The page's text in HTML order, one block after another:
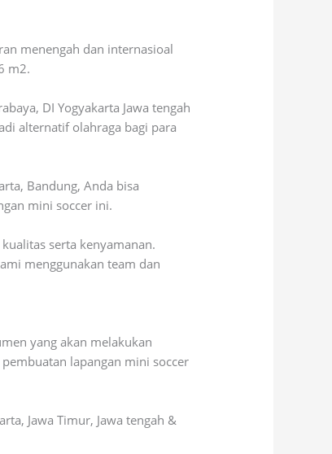
menengah dan internasioal
m2.
DI Yogyakarta Jawa tengah
alternatif olahraga bagi para
Bandung, Anda bisa
mini soccer ini.
serta kenyamanan.
menggunakan team dan
yang akan melakukan
lapangan mini soccer
Jawa Timur, Jawa tengah &